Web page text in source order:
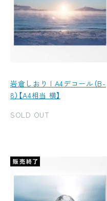
岩倉しおり | A4デコール（B-
8）【A4相当 横】
SOLD OUT